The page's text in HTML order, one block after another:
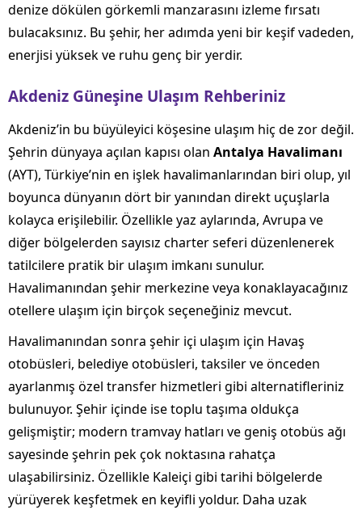
denize dökülen görkemli manzarasını izleme fırsatı
bulacaksınız. Bu şehir, her adımda yeni bir keşif vadeden,
enerjisi yüksek ve ruhu genç bir yerdir.
Akdeniz Güneşine Ulaşım Rehberiniz
Akdeniz’in bu büyüleyici köşesine ulaşım hiç de zor değil.
Şehrin dünyaya açılan kapısı olan Antalya Havalimanı
(AYT), Türkiye’nin en işlek havalimanlarından biri olup, yıl
boyunca dünyanın dört bir yanından direkt uçuşlarla
kolayca erişilebilir. Özellikle yaz aylarında, Avrupa ve
diğer bölgelerden sayısız charter seferi düzenlenerek
tatilcilere pratik bir ulaşım imkanı sunulur.
Havalimanından şehir merkezine veya konaklayacağınız
otellere ulaşım için birçok seçeneğiniz mevcut.
Havalimanından sonra şehir içi ulaşım için Havaş
otobüsleri, belediye otobüsleri, taksiler ve önceden
ayarlanmış özel transfer hizmetleri gibi alternatifleriniz
bulunuyor. Şehir içinde ise toplu taşıma oldukça
gelişmiştir; modern tramvay hatları ve geniş otobüs ağı
sayesinde şehrin pek çok noktasına rahatça
ulaşabilirsiniz. Özellikle Kaleiçi gibi tarihi bölgelerde
yürüyerek keşfetmek en keyifli yoldur. Daha uzak